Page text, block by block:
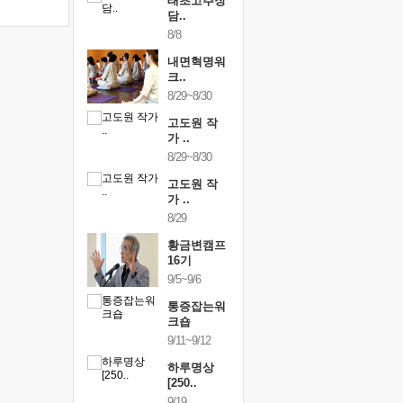
담..
8/8
내면혁명워
크..
8/29~8/30
고도원 작
가 ..
8/29~8/30
고도원 작
가 ..
8/29
황금변캠프
16기
9/5~9/6
통증잡는워
크숍
9/11~9/12
하루명상
[250..